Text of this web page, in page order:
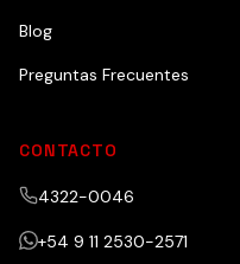
Blog
Preguntas Frecuentes
CONTACTO
4322-0046
+54 9 11 2530-2571